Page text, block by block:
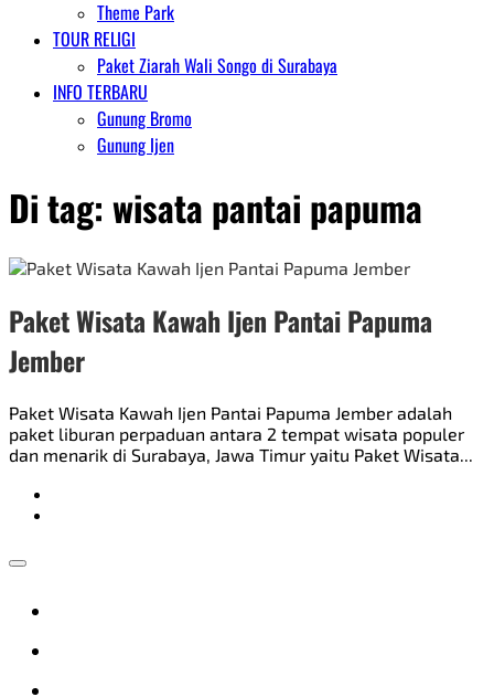
Theme Park
TOUR RELIGI
Paket Ziarah Wali Songo di Surabaya
INFO TERBARU
Gunung Bromo
Gunung Ijen
Di tag: wisata pantai papuma
Paket Wisata Kawah Ijen Pantai Papuma
Jember
Paket Wisata Kawah Ijen Pantai Papuma Jember adalah
paket liburan perpaduan antara 2 tempat wisata populer
dan menarik di Surabaya, Jawa Timur yaitu Paket Wisata...